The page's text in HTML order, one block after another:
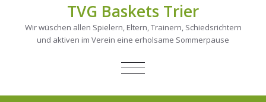
TVG Baskets Trier
Wir wüschen allen Spielern, Eltern, Trainern, Schiedsrichtern
und aktiven im Verein eine erholsame Sommerpause
NAVIGATION